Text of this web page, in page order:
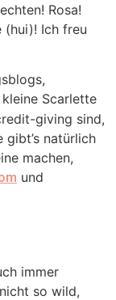
Rosa!
(hui)! Ich freu
Scarlette
giving sind,
natürlich
machen,
und
immer
so wild,